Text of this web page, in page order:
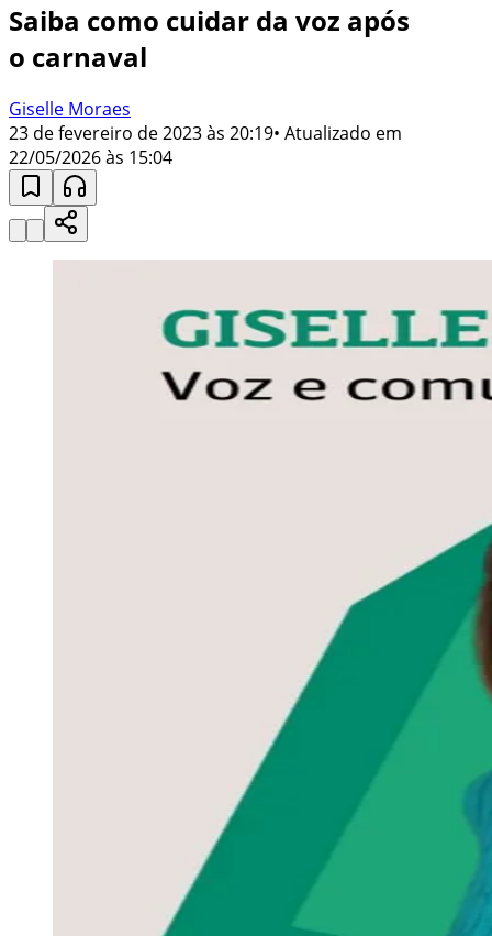
Saiba como cuidar da voz após
o carnaval
Giselle Moraes
23 de fevereiro de 2023 às 20:19• Atualizado em
22/05/2026 às 15:04